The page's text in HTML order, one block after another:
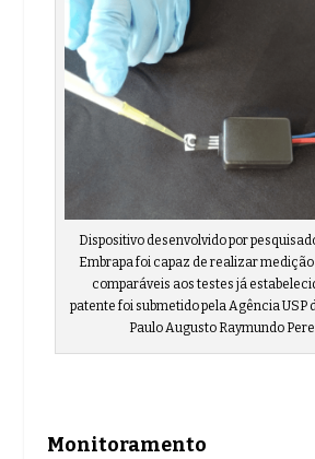
Dispositivo desenvolvido por
Embrapa foi capaz de realizar
comparáveis aos testes já
patente foi submetido pela Agência USP
Paulo Augusto Raymundo
Monitoramento